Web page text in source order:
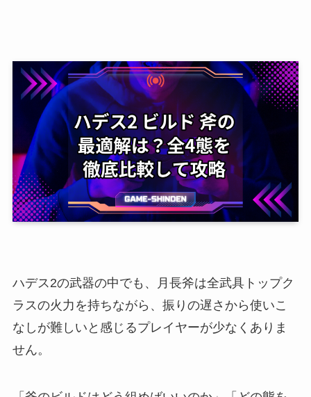
ハデス2の武器の中でも、月長斧は全武具トップク
ラスの火力を持ちながら、振りの遅さから使いこ
なしが難しいと感じるプレイヤーが少なくありま
せん。